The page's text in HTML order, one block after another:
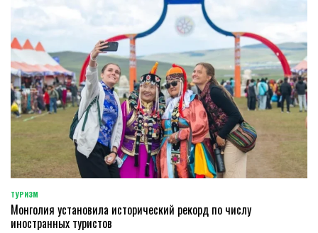
POSTED
IN
ТУРИЗМ
Монголия установила исторический рекорд по числу
иностранных туристов